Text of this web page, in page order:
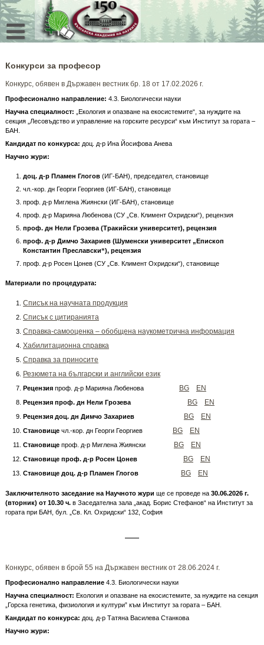
Skip
to
content
Конкурси за професор
Конкурс, обявен в Държавен вестник бр. 18 от 17.02.2026 г.
Професионално направление: 4.3. Биологически науки
Научна специалност: „Екология и опазване на екосистемите“, за нуждите на
секция „Лесовъдство и управление на горските ресурси“ към Институт за гората –
БАН.
Кандидат по конкурса: доц. д-р Ина Йосифова Анева
Научно жури:
доц. д-р Пламен Глогов(ИГ-БАН), председател, становище
чл.-кор. дн Георги Георгиев (ИГ-БАН), становище
проф. д-р Миглена Жиянски (ИГ-БАН), становище
проф. д-р Марияна Любенова (СУ „Св. Климент Охридски“), рецензия
проф. дн Нели Грозева (Тракийски университет), рецензия
проф. д-р Димчо Захариев (Шуменски университет „Епископ
Константин Преславски“), рецензия
проф. д-р Росен Цонев (СУ „Св. Климент Охридски“), становище
Материали по процедурата:
Списък на научната продукция
Списък с цитиранията
Справка-самооценка – обобщена наукометрична информация
Хабилитационна справка
Справка за приносите
Резюмета на български и английски език
Рецензия проф. д-р Марияна Любенова BG EN
Рецензия проф. дн Нели Грозева BG EN
Рецензия доц. дн Димчо Захариев BG EN
Становище чл.-кор. дн Георги Георгиев BG EN
Становище проф. д-р Миглена Жиянски BG EN
Становище проф. д-р Росен Цонев BG EN
Становище доц. д-р Пламен Глогов BG EN
Заключителното заседание на Научното жури ще се проведе на 30.06.2026 г.
(вторник) от 10.30 ч.в Заседателна зала „акад. Борис Стефанов“ на Институт за
гората при БАН, бул. „Св. Кл. Охридски“ 132, София
Конкурс, обявен в брой 55 на Държавен вестник от 28.06.2024 г.
Професионално направление4.3. Биологически науки
Научна специалност: Екология и опазване на екосистемите, за нуждите на секция
„Горска генетика, физиология и култури” към Институт за гората – БАН.
Кандидат по конкурса: доц. д-р Татяна Василева Станкова
Научно жури: